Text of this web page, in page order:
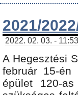
2021/
2022. 02. 03. -
A Hegesztési
február 15-
épület 120-